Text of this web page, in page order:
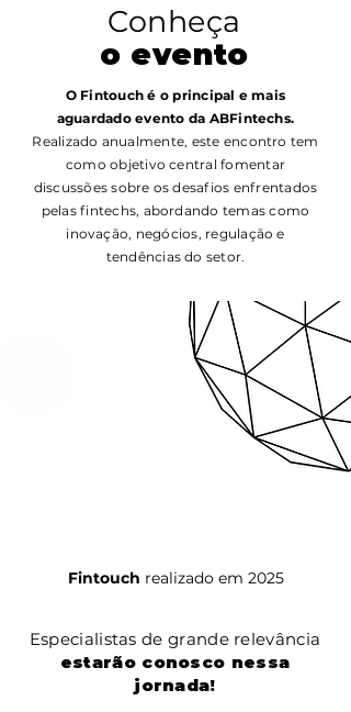
Conheça
o evento
O Fintouch é o principal e mais
aguardado evento da ABFintechs.
Realizado anualmente, este encontro tem
como objetivo central fomentar
discussões sobre os desafios enfrentados
pelas fintechs, abordando temas como
inovação, negócios, regulação e
tendências do setor.
Fintouch realizado em 2025
Especialistas de grande relevância
estarão conosco nessa
jornada!